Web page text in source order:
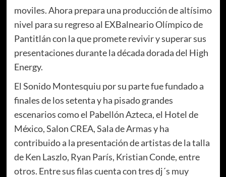
moviles. Ahora prepara una producción de altísimo
nivel para su regreso al EXBalneario Olímpico de
Pantitlán con la que promete revivir y superar sus
presentaciones durante la década dorada del High
Energy.
El Sonido Montesquiu por su parte fue fundado a
finales de los setenta y ha pisado grandes
escenarios como el Pabellón Azteca, el Hotel de
México, Salon CREA, Sala de Armas y ha
contribuido a la presentación de artistas de la talla
de Ken Laszlo, Ryan París, Kristian Conde, entre
otros. Entre sus filas cuenta con tres dj´s muy